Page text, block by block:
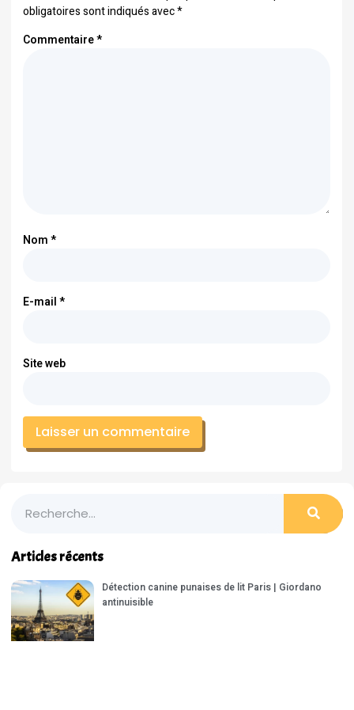
obligatoires sont indiqués avec*
Commentaire*
Nom*
E-mail*
Site web
Articles récents
Détection canine punaises de lit Paris | Giordano
antinuisible